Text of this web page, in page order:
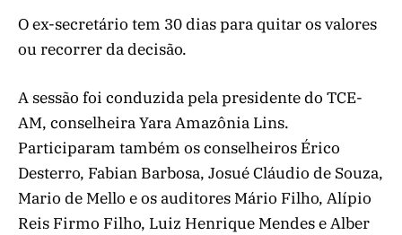
O ex-secretário tem 30 dias para quitar os valores
ou recorrer da decisão.
A sessão foi conduzida pela presidente do TCE-
AM, conselheira Yara Amazônia Lins.
Participaram também os conselheiros Érico
Desterro, Fabian Barbosa, Josué Cláudio de Souza,
Mario de Mello e os auditores Mário Filho, Alípio
Reis Firmo Filho, Luiz Henrique Mendes e Alber